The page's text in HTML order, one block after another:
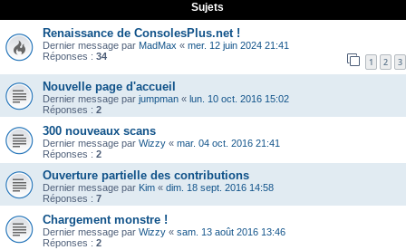
Sujets
Renaissance de ConsolesPlus.net !
Dernier message par MadMax « mer. 12 juin 2024 21:41
Réponses : 34 1 2 3
Nouvelle page d'accueil
Dernier message par jumpman « lun. 10 oct. 2016 15:02
Réponses : 2
300 nouveaux scans
Dernier message par Wizzy « mar. 04 oct. 2016 21:41
Réponses : 2
Ouverture partielle des contributions
Dernier message par Kim « dim. 18 sept. 2016 14:58
Réponses : 7
Chargement monstre !
Dernier message par Wizzy « sam. 13 août 2016 13:46
Réponses : 2